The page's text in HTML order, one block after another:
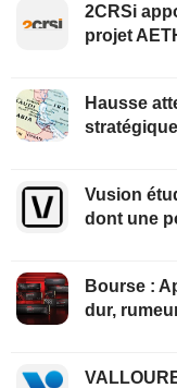
2CRSi
projet
Hausse
Vusion
dont une
Bourse :
dur,